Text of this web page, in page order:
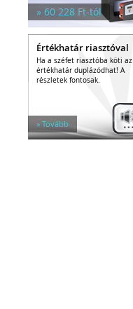
» 60 228 Ft-tól
Értékhatár riasztóval
Ha a széfet riasztóba köti az
értékhatár duplázódhat! A
részletek fontosak.
» Tovább